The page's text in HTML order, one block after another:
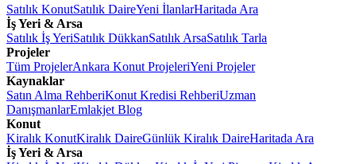
Satılık KonutSatılık DaireYeni İlanlarHaritada Ara
İş Yeri & Arsa
Satılık İş YeriSatılık DükkanSatılık ArsaSatılık Tarla
Projeler
Tüm ProjelerAnkara Konut ProjeleriYeni Projeler
Kaynaklar
Satın Alma RehberiKonut Kredisi RehberiUzman
DanışmanlarEmlakjet Blog
Konut
Kiralık KonutKiralık DaireGünlük Kiralık DaireHaritada Ara
İş Yeri & Arsa